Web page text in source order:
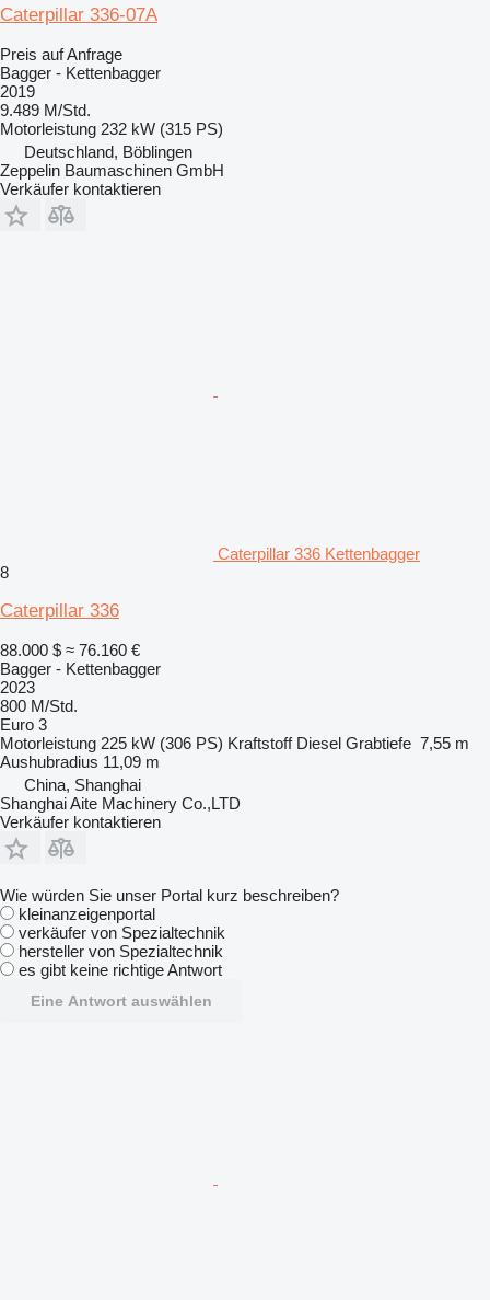
Caterpillar 336-07A
Preis auf Anfrage
Bagger - Kettenbagger
2019
9.489 M/Std.
Motorleistung 232 kW (315 PS)
Deutschland, Böblingen
Zeppelin Baumaschinen GmbH
Verkäufer kontaktieren
Caterpillar 336 Kettenbagger
8
Caterpillar 336
88.000 $ ≈ 76.160 €
Bagger - Kettenbagger
2023
800 M/Std.
Euro 3
Motorleistung 225 kW (306 PS) Kraftstoff Diesel Grabtiefe 7,55 m
Aushubradius 11,09 m
China, Shanghai
Shanghai Aite Machinery Co.,LTD
Verkäufer kontaktieren
Wie würden Sie unser Portal kurz beschreiben?
kleinanzeigenportal
verkäufer von Spezialtechnik
hersteller von Spezialtechnik
es gibt keine richtige Antwort
Eine Antwort auswählen